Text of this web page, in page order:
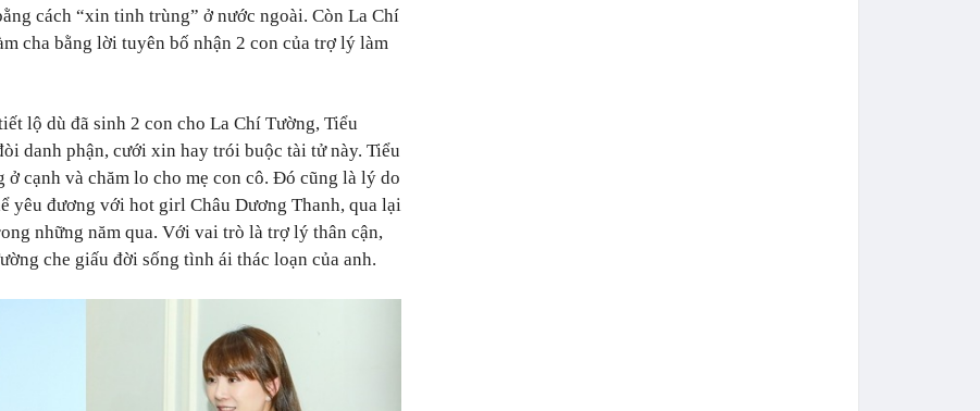
cách “xin tinh trùng” ở nước ngoài. Còn La Chí
cha bằng lời tuyên bố nhận 2 con của trợ lý làm
lộ dù đã sinh 2 con cho La Chí Tường, Tiểu
danh phận, cưới xin hay trói buộc tài tử này. Tiểu
ở cạnh và chăm lo cho mẹ con cô. Đó cũng là lý do
yêu đương với hot girl Châu Dương Thanh, qua lại
những năm qua. Với vai trò là trợ lý thân cận,
che giấu đời sống tình ái thác loạn của anh.